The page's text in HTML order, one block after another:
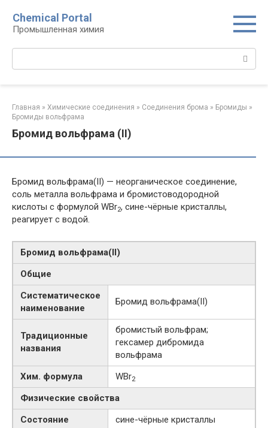
контенту
Chemical Portal
Промышленная химия
Главная » Химические соединения » Соединения брома‎ » Бромиды‎ »
Бромиды вольфрама‎
Бромид вольфрама (II)
Бромид вольфрама(II) — неорганическое соединение,
соль металла вольфрама и бромистоводородной
кислоты с формулой WBr2, сине-чёрные кристаллы,
реагирует с водой.
Бромид вольфрама​(II)​
Общие
Систематическое
наименование
Бромид вольфрама​(II)​
Традиционные
названия
бромистый вольфрам;
гексамер дибромида
вольфрама
Хим. формула
WBr2
Физические свойства
Состояние
сине-чёрные кристаллы